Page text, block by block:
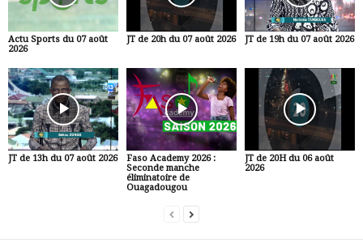
Actu Sports du 07 août
2026
JT de 20h du 07 août 2026 JT de 19h du 07 août 2026
JT de 13h du 07 août 2026
Faso Academy 2026 :
Seconde manche
éliminatoire de
Ouagadougou
JT de 20H du 06 août
2026